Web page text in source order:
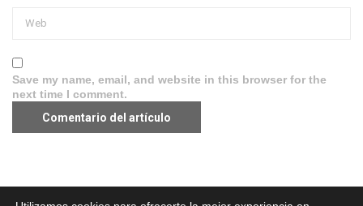
Save my name, email, and website in this browser for the
next time I comment.
Aviso legal·Política de Privacidad·Política de Cookies